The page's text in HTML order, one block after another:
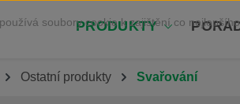
PRODUKTY
Ostatní produkty Svařování
soubory cookie k zajištění co